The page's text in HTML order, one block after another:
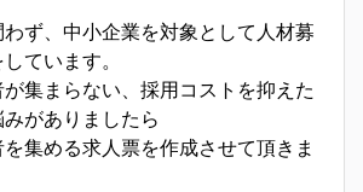
ず、中小企業を対象として人材募
ています。
集まらない、採用コストを抑えた
がありましたら
集める求人票を作成させて頂きま